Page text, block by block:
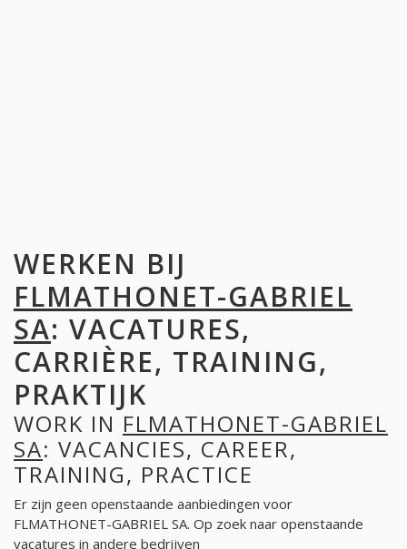
WERKEN BIJ
FLMATHONET-GABRIEL
SA: VACATURES,
CARRIÈRE, TRAINING,
PRAKTIJK
WORK IN FLMATHONET-GABRIEL
SA: VACANCIES, CAREER,
TRAINING, PRACTICE
Er zijn geen openstaande aanbiedingen voor
FLMATHONET-GABRIEL SA. Op zoek naar openstaande
vacatures in andere bedrijven